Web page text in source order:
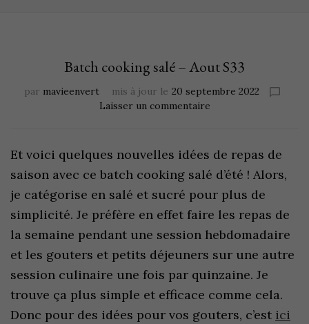
Batch cooking salé – Aout S33
par mavieenvert mis à jour le 20 septembre 2022
Laisser un commentaire
Et voici quelques nouvelles idées de repas de
saison avec ce batch cooking salé d’été ! Alors,
je catégorise en salé et sucré pour plus de
simplicité. Je préfère en effet faire les repas de
la semaine pendant une session hebdomadaire
et les gouters et petits déjeuners sur une autre
session culinaire une fois par quinzaine. Je
trouve ça plus simple et efficace comme cela.
Donc pour des idées pour vos gouters, c’est ici